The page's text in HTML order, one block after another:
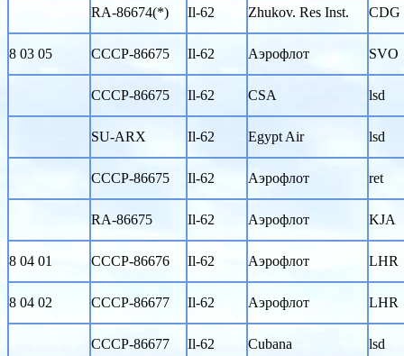
RA-86674(*) Il-62 Zhukov. Res Inst. CDG
8 03 05 CCCP-86675 Il-62 Аэрофлот SVO
CCCP-86675 Il-62 CSA lsd
SU-ARX Il-62 Egypt Air lsd
CCCP-86675 Il-62 Аэрофлот ret
RA-86675 Il-62 Аэрофлот KJA
8 04 01 CCCP-86676 Il-62 Аэрофлот LHR
8 04 02 CCCP-86677 Il-62 Аэрофлот LHR
CCCP-86677 Il-62 Cubana lsd